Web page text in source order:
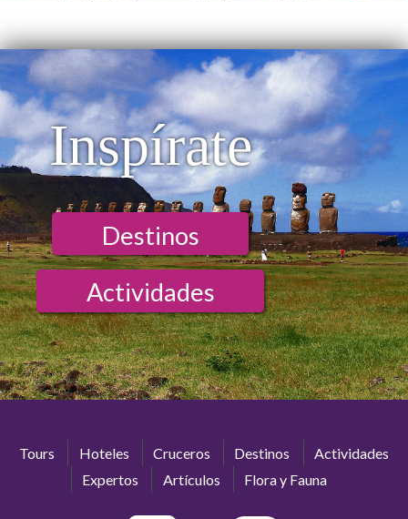
Inspírate
Destinos
Actividades
Tours Hoteles Cruceros Destinos
Actividades
Expertos
Artículos Flora y Fauna